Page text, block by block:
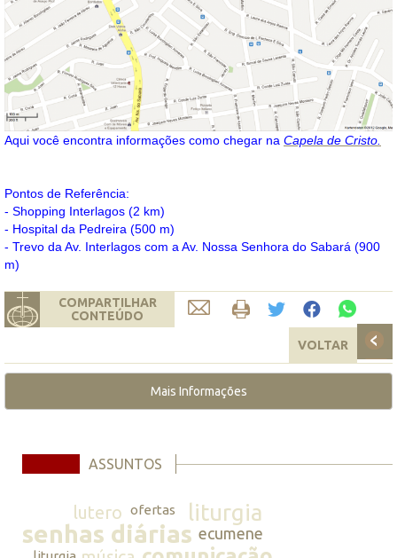
Aqui você encontra informações como chegar na Capela de Cristo.
Pontos de Referência:
- Shopping Interlagos (2 km)
- Hospital da Pedreira (500 m)
- Trevo da Av. Interlagos com a Av. Nossa Senhora do Sabará (900
m)
COMPARTILHAR
CONTEÚDO
VOLTAR
Mais Informações
ASSUNTOS
lutero ofertas liturgia
senhas diárias ecumene